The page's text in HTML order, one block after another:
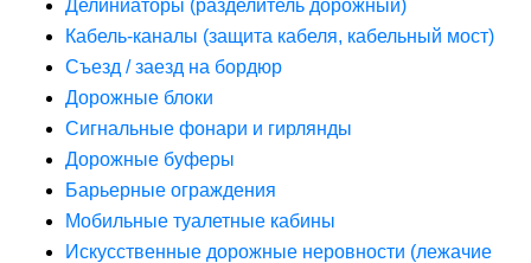
Делиниаторы (разделитель дорожный)
Кабель-каналы (защита кабеля, кабельный мост)
Съезд / заезд на бордюр
Дорожные блоки
Сигнальные фонари и гирлянды
Дорожные буферы
Барьерные ограждения
Мобильные туалетные кабины
Искусственные дорожные неровности (лежачие